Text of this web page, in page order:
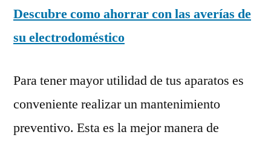
Descubre como ahorrar con las averías de
su electrodoméstico
Para tener mayor utilidad de tus aparatos es
conveniente realizar un mantenimiento
preventivo. Esta es la mejor manera de